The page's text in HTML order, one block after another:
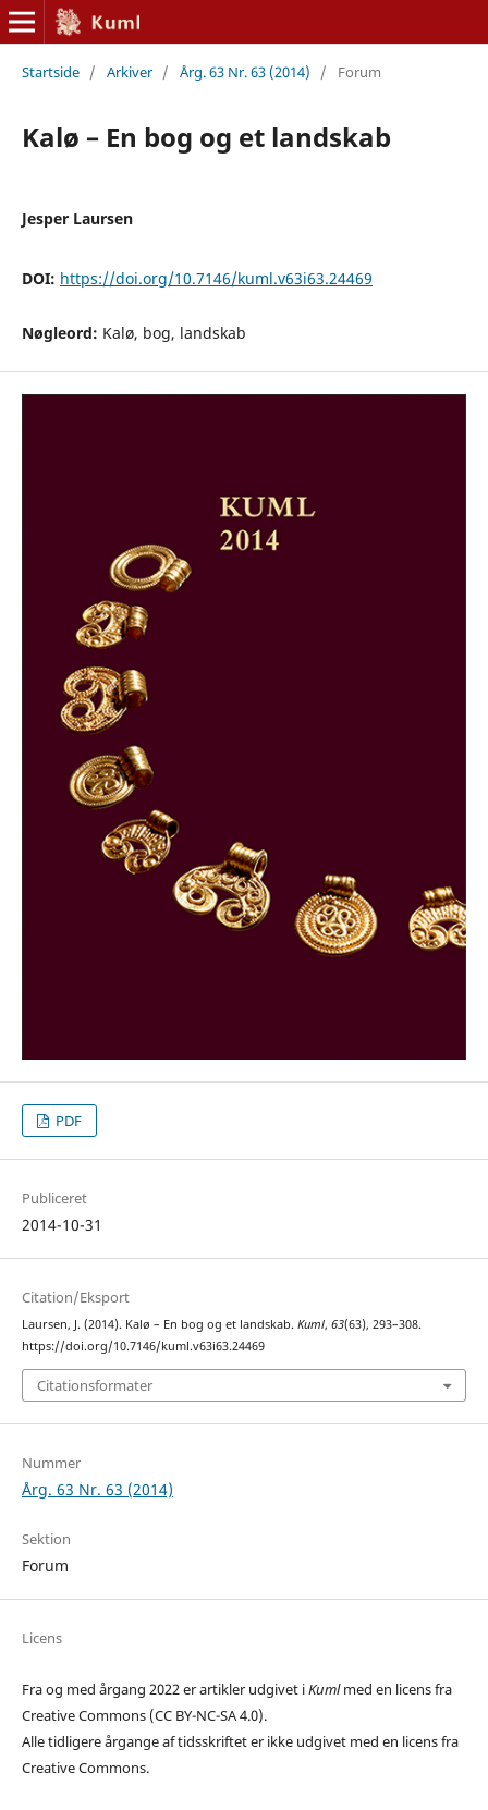
Startside / Arkiver / Årg. 63 Nr. 63 (2014) / Forum
Kalø – En bog og et landskab
Jesper Laursen
DOI: https://doi.org/10.7146/kuml.v63i63.24469
Nøgleord: Kalø, bog, landskab
PDF
Publiceret
2014-10-31
Citation/Eksport
Laursen, J. (2014). Kalø – En bog og et landskab. Kuml, 63(63), 293–308.
https://doi.org/10.7146/kuml.v63i63.24469
Citationsformater
Nummer
Årg. 63 Nr. 63 (2014)
Sektion
Forum
Licens
Fra og med årgang 2022 er artikler udgivet iKumlmed en licens fra
Creative Commons (CC BY-NC-SA 4.0).
Alle tidligere årgange af tidsskriftet er ikke udgivet med en licens fra
Creative Commons.